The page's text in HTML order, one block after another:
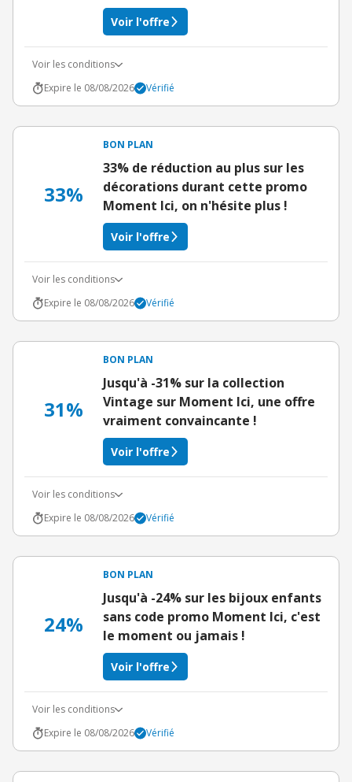
Voir l'offre
Voir les conditions
Expire le 08/08/2026
Vérifié
33%
BON PLAN
33% de réduction au plus sur les
décorations durant cette promo
Moment Ici, on n'hésite plus !
Voir l'offre
Voir les conditions
Expire le 08/08/2026
Vérifié
31%
BON PLAN
Jusqu'à -31% sur la collection
Vintage sur Moment Ici, une offre
vraiment convaincante !
Voir l'offre
Voir les conditions
Expire le 08/08/2026
Vérifié
24%
BON PLAN
Jusqu'à -24% sur les bijoux enfants
sans code promo Moment Ici, c'est
le moment ou jamais !
Voir l'offre
Voir les conditions
Expire le 08/08/2026
Vérifié